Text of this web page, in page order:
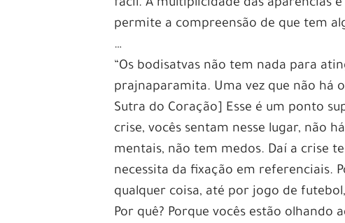
fácil. A multiplicidade das aparências
permite a compreensão de que tem
…
“Os bodisatvas não tem nada para
prajnaparamita. Uma vez que não há
Sutra do Coração] Esse é um ponto
crise, vocês sentam nesse lugar, não
mentais, não tem medos. Daí a crise
necessita da fixação em referenciais.
qualquer coisa, até por jogo de
Por quê? Porque vocês estão